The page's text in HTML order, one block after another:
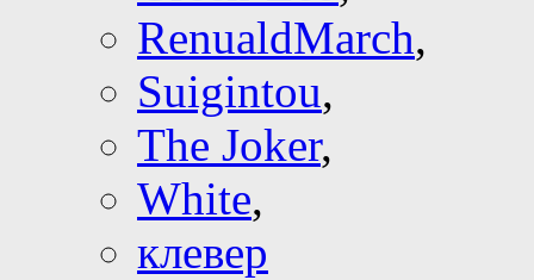
RenualdMarch,
Suigintou,
The Joker,
White,
клевер